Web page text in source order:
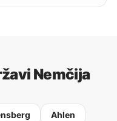
Nemčija
Ahlen